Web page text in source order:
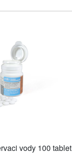
vody 100 tablet